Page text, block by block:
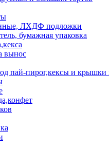
ЛХДФ подложки
бумажная упаковка
вынос
пай-пирог,кексы и крышки